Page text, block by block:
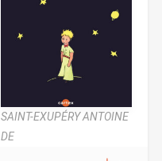
SAINT-EXUPÉRY ANTOINE
DE